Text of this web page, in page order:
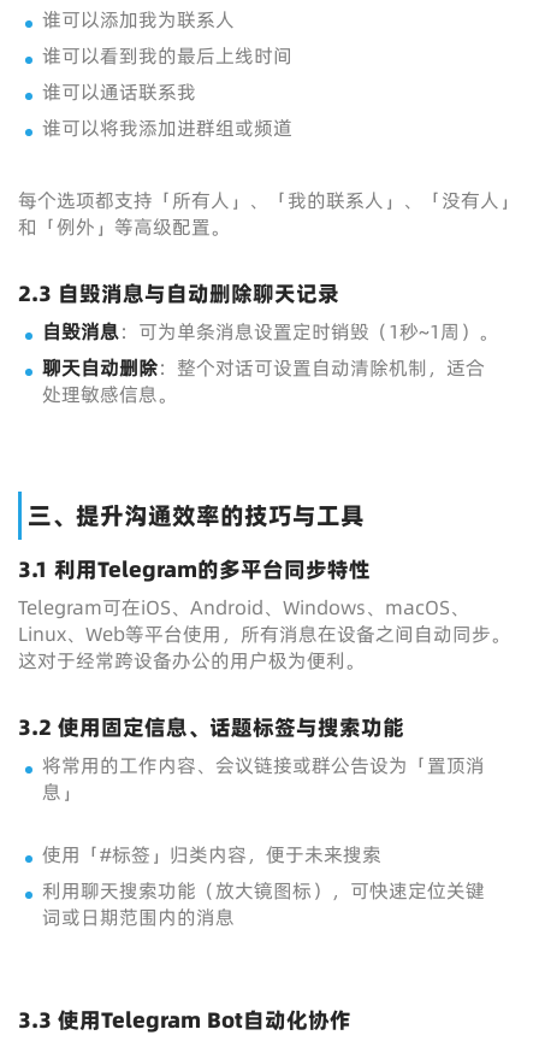
谁可以添加我为联系人
谁可以看到我的最后上线时间
谁可以通话联系我
谁可以将我添加进群组或频道
每个选项都支持「所有人」、「我的联系人」、「没有人」
和「例外」等高级配置。
2.3 自毁消息与自动删除聊天记录
自毁消息：可为单条消息设置定时销毁（1秒~1周）。
聊天自动删除：整个对话可设置自动清除机制，适合
处理敏感信息。
三、提升沟通效率的技巧与工具
3.1 利用Telegram的多平台同步特性
Telegram可在iOS、Android、Windows、macOS、
Linux、Web等平台使用，所有消息在设备之间自动同步。
这对于经常跨设备办公的用户极为便利。
3.2 使用固定信息、话题标签与搜索功能
将常用的工作内容、会议链接或群公告设为「置顶消
息」
使用「#标签」归类内容，便于未来搜索
利用聊天搜索功能（放大镜图标），可快速定位关键
词或日期范围内的消息
3.3 使用Telegram Bot自动化协作